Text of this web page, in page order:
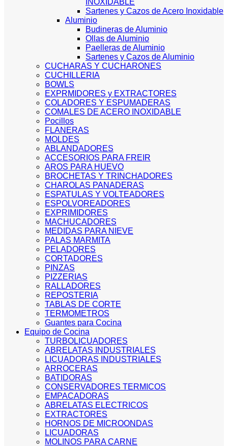
INOXIDABLE
Sartenes y Cazos de Acero Inoxidable
Aluminio
Budineras de Aluminio
Ollas de Aluminio
Paelleras de Aluminio
Sartenes y Cazos de Aluminio
CUCHARAS Y CUCHARONES
CUCHILLERIA
BOWLS
EXPRMIDORES y EXTRACTORES
COLADORES Y ESPUMADERAS
COMALES DE ACERO INOXIDABLE
Pocillos
FLANERAS
MOLDES
ABLANDADORES
ACCESORIOS PARA FREIR
AROS PARA HUEVO
BROCHETAS Y TRINCHADORES
CHAROLAS PANADERAS
ESPATULAS Y VOLTEADORES
ESPOLVOREADORES
EXPRIMIDORES
MACHUCADORES
MEDIDAS PARA NIEVE
PALAS MARMITA
PELADORES
CORTADORES
PINZAS
PIZZERIAS
RALLADORES
REPOSTERIA
TABLAS DE CORTE
TERMOMETROS
Guantes para Cocina
Equipo de Cocina
TURBOLICUADORES
ABRELATAS INDUSTRIALES
LICUADORAS INDUSTRIALES
ARROCERAS
BATIDORAS
CONSERVADORES TERMICOS
EMPACADORAS
ABRELATAS ELECTRICOS
EXTRACTORES
HORNOS DE MICROONDAS
LICUADORAS
MOLINOS PARA CARNE